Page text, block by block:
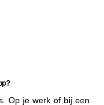
Op je werk of bij een